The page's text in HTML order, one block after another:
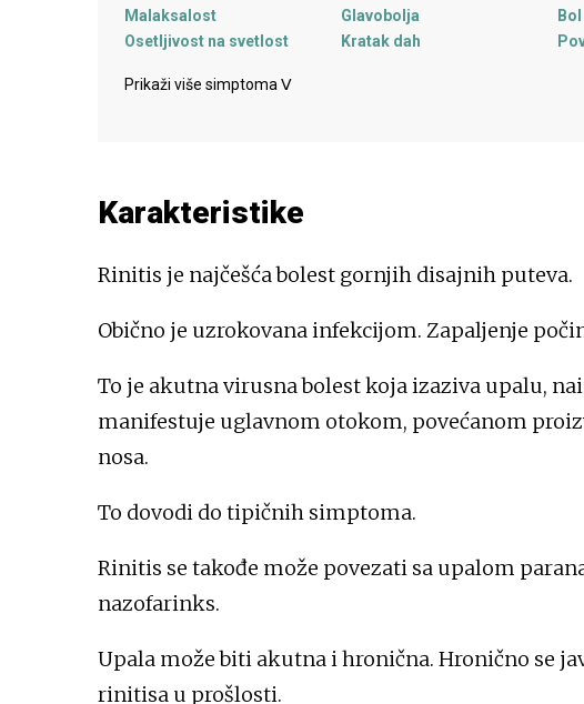
Malaksalost Glavobolja
Osetljivost na svetlost
Kratak dah
Prikaži više simptomaᐯ
Karakteristike
Rinitis je najčešća bolest gornjih disajnih puteva.
Obično je uzrokovana infekcijom. Zapaljenje
To je akutna virusna bolest koja izaziva upalu,
manifestuje uglavnom otokom, povećanom
nosa.
To dovodi do tipičnih simptoma.
Rinitis se takođe može povezati sa upalom
nazofarinks.
Upala može biti akutna i hronična. Hronično se
rinitisa u prošlosti.